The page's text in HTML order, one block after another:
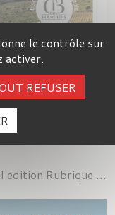
Magazine Spring 2018 – International edition Rubrique Alsace - Spécial Riesling
le contrôle sur
activer.
REFUSER